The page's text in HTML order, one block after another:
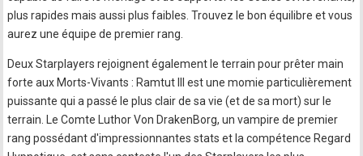
plus rapides mais aussi plus faibles. Trouvez le bon équilibre et vous
aurez une équipe de premier rang.
Deux Starplayers rejoignent également le terrain pour prêter main
forte aux Morts-Vivants : Ramtut III est une momie particulièrement
puissante qui a passé le plus clair de sa vie (et de sa mort) sur le
terrain. Le Comte Luthor Von DrakenBorg, un vampire de premier
rang possédant d'impressionnantes stats et la compétence Regard